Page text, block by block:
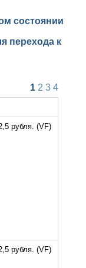
состоянии
перехода к
1 2 3 4
рубля. (VF)
рубля. (VF)